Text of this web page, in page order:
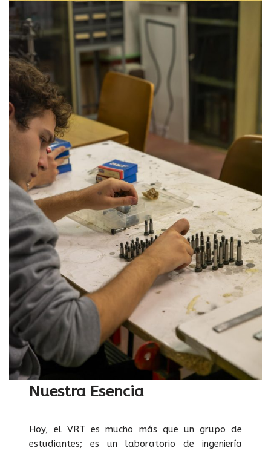
Nuestra Esencia
Hoy, el VRT es mucho más que un grupo de
estudiantes; es un laboratorio de ingeniería